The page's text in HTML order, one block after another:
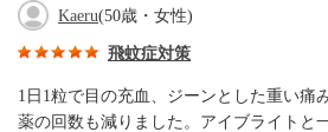
Kaeru(50歳・女性)
飛蚊症対策
1日1粒で目の充血、ジーンとした重い痛
薬の回数も減りました。アイブライトと